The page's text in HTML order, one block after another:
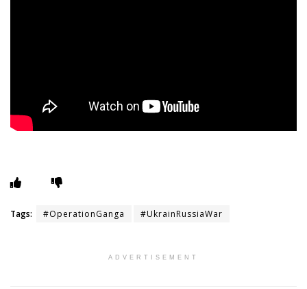
Tags: #OperationGanga #UkrainRussiaWar
ADVERTISEMENT